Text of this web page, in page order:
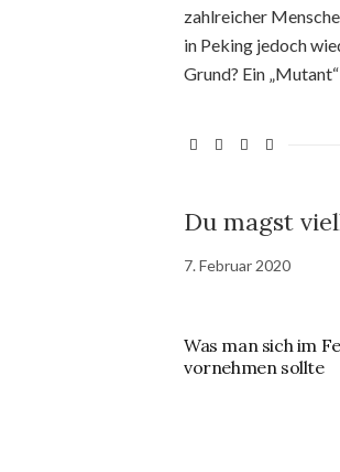
zahlreicher
in Peking jedoch
Grund? Ein
Du magst
7. Februar 2020
Was man sich im
vornehmen sollte